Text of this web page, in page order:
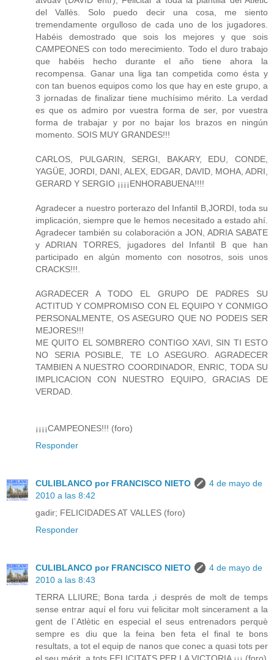
del Vallès. Solo puedo decir una cosa, me siento
tremendamente orgulloso de cada uno de los jugadores.
Habéis demostrado que sois los mejores y que sois
CAMPEONES con todo merecimiento. Todo el duro trabajo
que habéis hecho durante el año tiene ahora la
recompensa. Ganar una liga tan competida como ésta y
con tan buenos equipos como los que hay en este grupo, a
3 jornadas de finalizar tiene muchísimo mérito. La verdad
es que os admiro por vuestra forma de ser, por vuestra
forma de trabajar y por no bajar los brazos en ningún
momento. SOIS MUY GRANDES!!!
CARLOS, PULGARIN, SERGI, BAKARY, EDU, CONDE,
YAGÜE, JORDI, DANI, ALEX, EDGAR, DAVID, MOHA, ADRI,
GERARD Y SERGIO ¡¡¡¡ENHORABUENA!!!!
Agradecer a nuestro porterazo del Infantil B,JORDI, toda su
implicación, siempre que le hemos necesitado a estado ahí.
Agradecer también su colaboración a JON, ADRIA SABATE
y ADRIAN TORRES, jugadores del Infantil B que han
participado en algún momento con nosotros, sois unos
CRACKS!!!.
AGRADECER A TODO EL GRUPO DE PADRES SU
ACTITUD Y COMPROMISO CON EL EQUIPO Y CONMIGO
PERSONALMENTE, OS ASEGURO QUE NO PODEIS SER
MEJORES!!!
ME QUITO EL SOMBRERO CONTIGO XAVI, SIN TI ESTO
NO SERIA POSIBLE, TE LO ASEGURO. AGRADECER
TAMBIEN A NUESTRO COORDINADOR, ENRIC, TODA SU
IMPLICACION CON NUESTRO EQUIPO, GRACIAS DE
VERDAD.
¡¡¡¡CAMPEONES!!! (foro)
Responder
CULIBLANCO por FRANCISCO NIETO
4 de mayo de
2010 a las 8:42
gadir; FELICIDADES AT VALLES (foro)
Responder
CULIBLANCO por FRANCISCO NIETO
4 de mayo de
2010 a las 8:43
TERRA LLIURE; Bona tarda ,i després de molt de temps
sense entrar aquí el foru vui felicitar molt sincerament a la
gent de l`Atlètic en especial el seus entrenadors perquè
sempre es diu que la feina ben feta el final te bons
resultats, a tot el equip de nanos que conec a quasi tots per